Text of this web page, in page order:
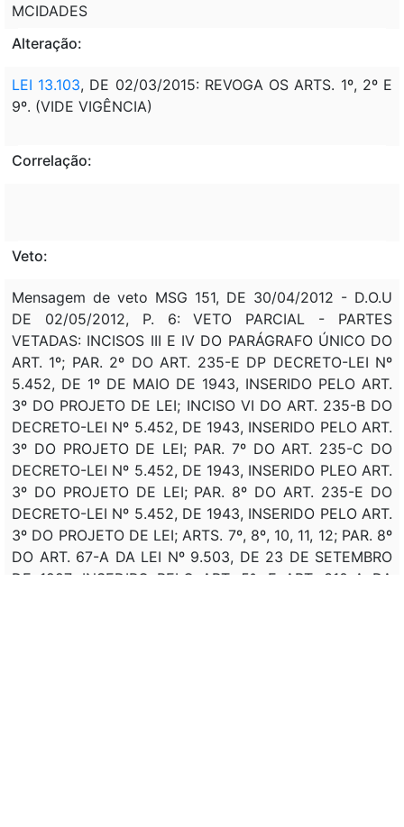
MCIDADES
Alteração:
LEI 13.103, DE 02/03/2015: REVOGA OS ARTS. 1º, 2º E
9º. (VIDE VIGÊNCIA)
Correlação:
Veto:
Mensagem de veto MSG 151, DE 30/04/2012 - D.O.U
DE 02/05/2012, P. 6: VETO PARCIAL - PARTES
VETADAS: INCISOS III E IV DO PARÁGRAFO ÚNICO DO
ART. 1º; PAR. 2º DO ART. 235-E DP DECRETO-LEI Nº
5.452, DE 1º DE MAIO DE 1943, INSERIDO PELO ART.
3º DO PROJETO DE LEI; INCISO VI DO ART. 235-B DO
DECRETO-LEI Nº 5.452, DE 1943, INSERIDO PELO ART.
3º DO PROJETO DE LEI; PAR. 7º DO ART. 235-C DO
DECRETO-LEI Nº 5.452, DE 1943, INSERIDO PLEO ART.
3º DO PROJETO DE LEI; PAR. 8º DO ART. 235-E DO
DECRETO-LEI Nº 5.452, DE 1943, INSERIDO PELO ART.
3º DO PROJETO DE LEI; ARTS. 7º, 8º, 10, 11, 12; PAR. 8º
DO ART. 67-A DA LEI Nº 9.503, DE 23 DE SETEMBRO
DE 1997, INSEDIRO PELO ART. 5º, E ART. 310-A DA